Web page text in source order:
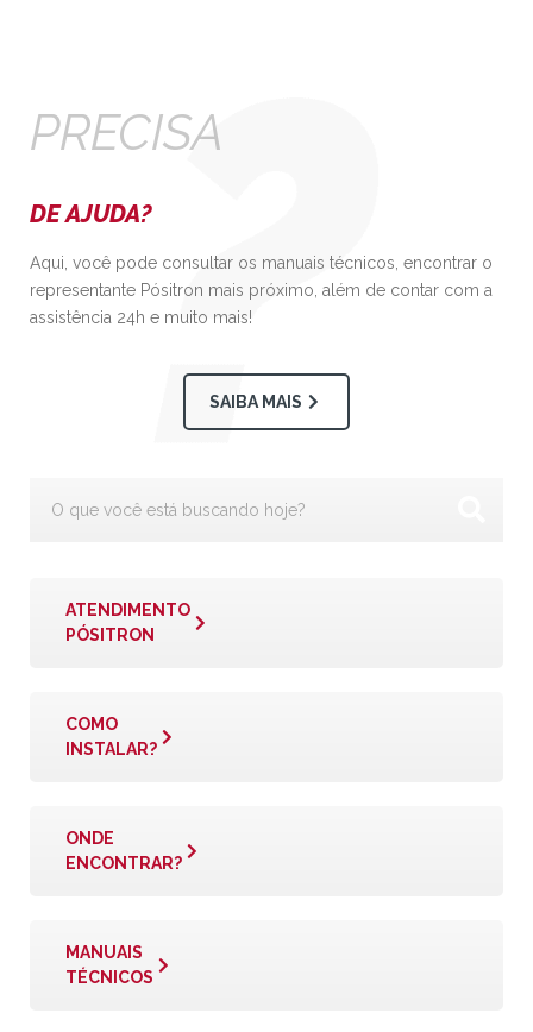
PRECISA
DE AJUDA?
Aqui, você pode consultar os manuais técnicos, encontrar o
representante Pósitron mais próximo, além de contar com a
assistência 24h e muito mais!
SAIBA MAIS
ATENDIMENTO
PÓSITRON
COMO
INSTALAR?
ONDE
ENCONTRAR?
MANUAIS
TÉCNICOS